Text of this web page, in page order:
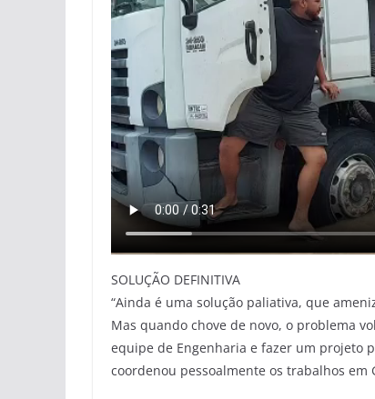
SOLUÇÃO DEFINITIVA
“Ainda é uma solução paliativa, que
Mas quando chove de novo, o problema
equipe de Engenharia e fazer um projeto
coordenou pessoalmente os trabalhos em